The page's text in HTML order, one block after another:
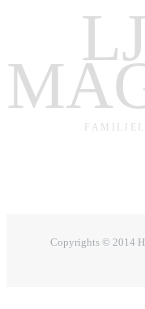
Copyrights © 2014